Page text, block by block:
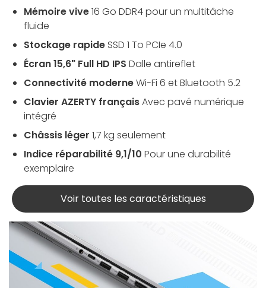
Mémoire vive16 Go DDR4 pour un multitâche
fluide
Stockage rapide SSD 1 To PCIe 4.0
Écran 15,6" Full HD IPS Dalle antireflet
Connectivité moderneWi-Fi 6 et Bluetooth 5.2
Clavier AZERTY françaisAvec pavé numérique
intégré
Châssis léger 1,7 kg seulement
Indice réparabilité 9,1/10 Pour une durabilité
exemplaire
Voir toutes les caractéristiques